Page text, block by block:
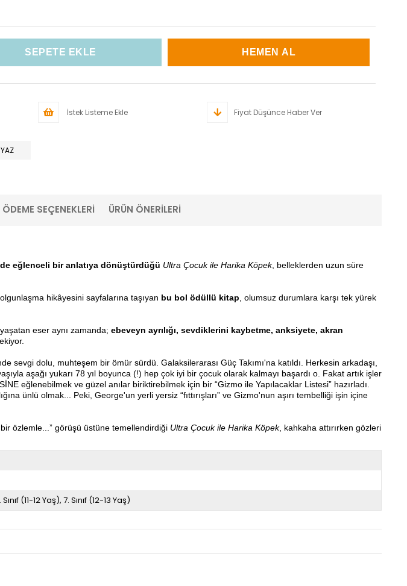
İstek Listeme Ekle Fiyat Düşünce Haber Ver
ÖDEME SEÇENEKLERI ÜRÜN ÖNERILERI
eğlenceli bir anlatıya dönüştürdüğü Ultra Çocuk ile Harika Köpek, belleklerden uzun süre
hikâyesini sayfalarına taşıyan bu bol ödüllü kitap , olumsuz durumlara karşı tek yürek
eser aynı zamanda; ebeveyn ayrılığı, sevdiklerini kaybetme, anksiyete, akran
dolu, muhteşem bir ömür sürdü. Galaksilerarası Güç Takımı'na katıldı. Herkesin arkadaşı,
aşağı yukarı 78 yıl boyunca (!) hep çok iyi bir çocuk olarak kalmayı başardı o. Fakat artık işler
eğlenebilmek ve güzel anılar biriktirebilmek için bir “Gizmo ile Yapılacaklar Listesi” hazırladı.
ünlü olmak... Peki, George'un yerli yersiz “fıttırışları” ve Gizmo'nun aşırı tembelliği işin içine
özlemle...” görüşü üstüne temellendirdiği Ultra Çocuk ile Harika Köpek, kahkaha attırırken gözleri
Sınıf (11-12 Yaş) 7. Sınıf (12-13 Yaş)